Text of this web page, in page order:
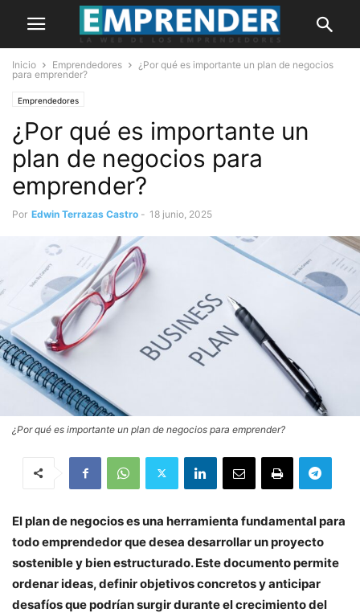
Inicio Emprendedores
¿Por qué es importante un plan de negocios
para emprender?
Emprendedores
¿Por qué es importante un
plan de negocios para
emprender?
Por Edwin Terrazas Castro - 18 junio, 2025
¿Por qué es importante un plan de negocios para emprender?
El plan de negocios es una herramienta fundamental para
todo emprendedor que desea desarrollar un proyecto
sostenible y bien estructurado. Este documento permite
ordenar ideas, definir objetivos concretos y anticipar
desafíos que podrían surgir durante el crecimiento del